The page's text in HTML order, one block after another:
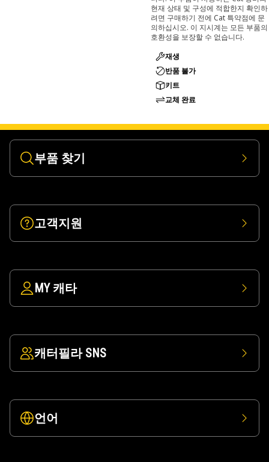
현재 상태 및 구성에 적합한지 확인하
려면 구매하기 전에 Cat 특약점에 문
의하십시오. 이 지시계는 모든 부품의
호환성을 보장할 수 없습니다.
재생
반품 불가
키트
교체 완료
부품 찾기
고객지원
MY 캐타
캐터필라 SNS
언어